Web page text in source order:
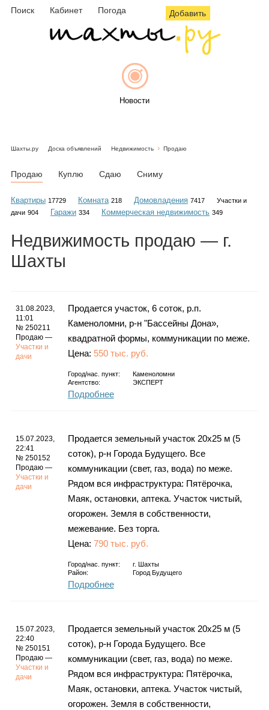
Поиск Кабинет Погода Добавить
Новости
Объявления
Инфо
Гороскоп
Карты
Фотогалерея
Шахты.ру Доска объявлений Недвижимость Продаю
Продаю Куплю Сдаю Сниму
Квартиры 17729 Комната 218 Домовладения 7417
Участки и
дачи 904 Гаражи 334 Коммерческая недвижимость 349
Недвижимость продаю — г.
Шахты
31.08.2023,
11:01
№ 250211
Продаю —
Участки и
дачи
Продается участок, 6 соток, р.п.
Каменоломни, р-н "Бассейны Дона»,
квадратной формы, коммуникации по меже.
Цена: 550 тыс. руб.
Город/нас. пункт:
Каменоломни
Агентство:
ЭКСПЕРТ
Подробнее
15.07.2023,
22:41
№ 250152
Продаю —
Участки и
дачи
Продается земельный участок 20х25 м (5
соток), р-н Города Будущего. Все
коммуникации (свет, газ, вода) по меже.
Рядом вся инфраструктура: Пятёрочка,
Маяк, остановки, аптека. Участок чистый,
огорожен. Земля в собственности,
межевание. Без торга.
Цена: 790 тыс. руб.
Город/нас. пункт: г.
Шахты
Район:
Город Будущего
Подробнее
15.07.2023,
22:40
№ 250151
Продаю —
Участки и
дачи
Продается земельный участок 20х25 м (5
соток), р-н Города Будущего. Все
коммуникации (свет, газ, вода) по меже.
Рядом вся инфраструктура: Пятёрочка,
Маяк, остановки, аптека. Участок чистый,
огорожен. Земля в собственности,